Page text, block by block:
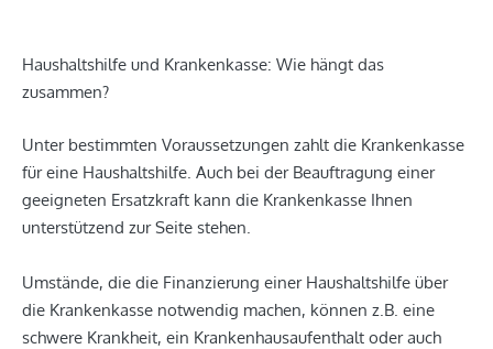
Haushaltshilfe und Krankenkasse: Wie hängt das
zusammen?
Unter bestimmten Voraussetzungen zahlt die Krankenkasse
für eine Haushaltshilfe. Auch bei der Beauftragung einer
geeigneten Ersatzkraft kann die Krankenkasse Ihnen
unterstützend zur Seite stehen.
Umstände, die die Finanzierung einer Haushaltshilfe über
die Krankenkasse notwendig machen, können z.B. eine
schwere Krankheit, ein Krankenhausaufenthalt oder auch